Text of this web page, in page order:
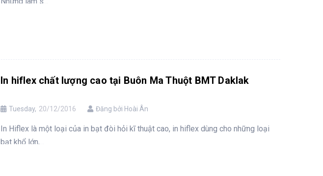
In hiflex chất lượng cao tại Buôn Ma Thuột BMT Daklak
Tuesday, 20/12/2016 Đăng bởi Hoài Ân
In Hiflex là một loại của in bạt đòi hỏi kĩ thuật cao, in hiflex dùng cho những loại
bạt khổ lớn,...